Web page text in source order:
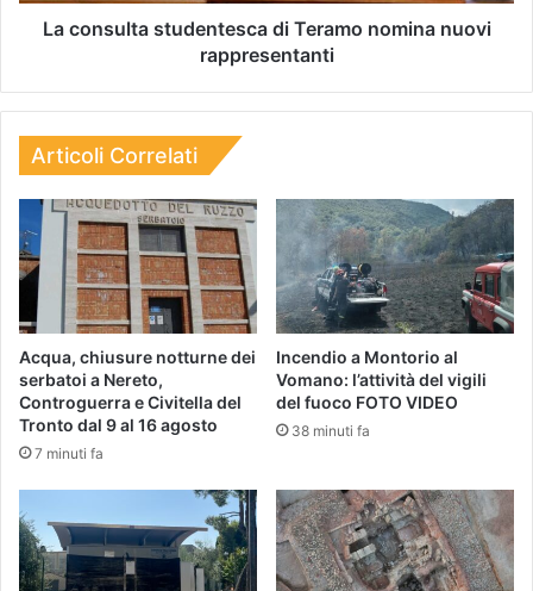
La consulta studentesca di Teramo nomina nuovi
rappresentanti
Articoli Correlati
Acqua, chiusure notturne dei
serbatoi a Nereto,
Controguerra e Civitella del
Tronto dal 9 al 16 agosto
7 minuti fa
Incendio a Montorio al
Vomano: l’attività del vigili
del fuoco FOTO VIDEO
38 minuti fa